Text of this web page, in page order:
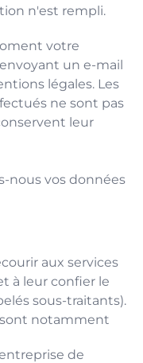
n'est rempli.
votre
un e-mail
légales. Les
ne sont pas
leur
nous vos données
aux services
à leur confier le
sous-traitants).
notamment
de